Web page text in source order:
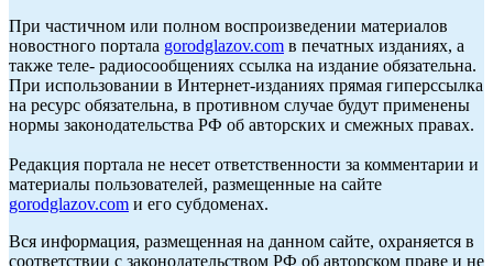
При частичном или полном воспроизведении материалов
новостного портала gorodglazov.com в печатных изданиях, а
также теле- радиосообщениях ссылка на издание обязательна.
При использовании в Интернет-изданиях прямая гиперссылка
на ресурс обязательна, в противном случае будут применены
нормы законодательства РФ об авторских и смежных правах.
Редакция портала не несет ответственности за комментарии и
материалы пользователей, размещенные на сайте
gorodglazov.com и его субдоменах.
Вся информация, размещенная на данном сайте, охраняется в
соответствии с законодательством РФ об авторском праве и не